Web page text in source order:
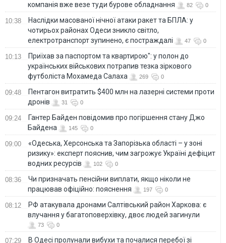
компанія вже везе туди бурове обладнання
82 0
10:38
Наслідки масованої нічної атаки ракет та БПЛА: у
чотирьох районах Одеси зникло світло,
електротранспорт зупинено, є постраждалі
47 0
10:13
Приїхав за паспортом та квартирою": у полон до
українських військових потрапив тезка зіркового
футболіста Мохамеда Салаха
269 0
09:48
Пентагон витратить $400 млн на лазерні системи проти
дронів
31 0
09:24
Гантер Байден повідомив про погіршення стану Джо
Байдена
145 0
09:00
«Одеська, Херсонська та Запорізька області – у зоні
ризику»: експерт пояснив, чим загрожує Україні дефіцит
водних ресурсів
102 0
08:36
Чи призначать пенсійни виплати, якщо ніколи не
працював офіційно: пояснення
197 0
08:12
РФ атакувала дронами Салтівський район Харкова: є
влучання у багатоповерхівку, двоє людей загинули
73 0
07:29 В Одесі пролунали вибухи та почалися перебої зі